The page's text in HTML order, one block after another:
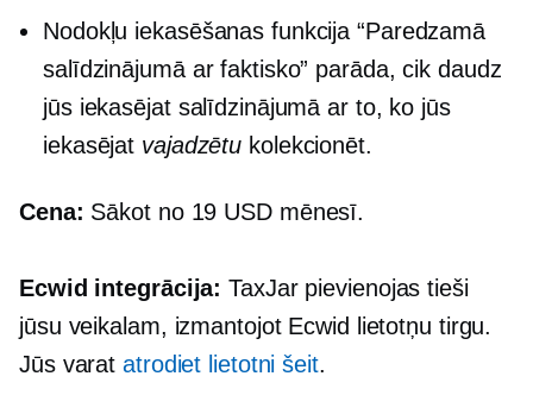
Nodokļu iekasēšanas funkcija “Paredzamā
salīdzinājumā ar faktisko” parāda, cik daudz
jūs iekasējat salīdzinājumā ar to, ko jūs
iekasējat vajadzētu kolekcionēt.
Cena: Sākot no 19 USD mēnesī.
Ecwid integrācija:TaxJar pievienojas tieši
jūsu veikalam, izmantojot Ecwid lietotņu tirgu.
Jūs varatatrodiet lietotni šeit.